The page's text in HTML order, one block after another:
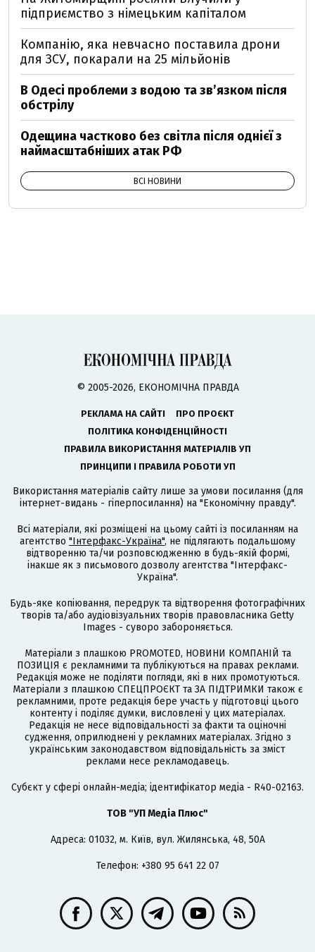
підприємство з німецьким капіталом
Компанію, яка невчасно поставила дрони
для ЗСУ, покарали на 25 мільйонів
В Одесі проблеми з водою та звʼязком після
обстрілу
Одещина частково без світла після однієї з
наймасштабніших атак РФ
ВСІ НОВИНИ
© 2005-2026, ЕКОНОМІЧНА ПРАВДА
РЕКЛАМА НА САЙТІ
ПРО ПРОЄКТ
ПОЛІТИКА КОНФІДЕНЦІЙНОСТІ
ПРАВИЛА ВИКОРИСТАННЯ МАТЕРІАЛІВ УП
ПРИНЦИПИ І ПРАВИЛА РОБОТИ УП
Використання матеріалів сайту лише за умови посилання (для
інтернет-видань - гіперпосилання) на "Економічну правду".
Всі матеріали, які розміщені на цьому сайті із посиланням на
агентство "Інтерфакс-Україна", не підлягають подальшому
відтворенню та/чи розповсюдженню в будь-якій формі,
інакше як з письмового дозволу агентства "Інтерфакс-
Україна".
Будь-яке копіювання, передрук та відтворення фотографічних
творів та/або аудіовізуальних творів правовласника Getty
Images - суворо забороняється.
Матеріали з плашкою PROMOTED, НОВИНИ КОМПАНІЙ та
ПОЗИЦІЯ є рекламними та публікуються на правах реклами.
Редакція може не поділяти погляди, які в них промотуються.
Матеріали з плашкою СПЕЦПРОЄКТ та ЗА ПІДТРИМКИ також є
рекламними, проте редакція бере участь у підготовці цього
контенту і поділяє думки, висловлені у цих матеріалах.
Редакція не несе відповідальності за факти та оціночні
судження, оприлюднені у рекламних матеріалах. Згідно з
українським законодавством відповідальність за зміст
реклами несе рекламодавець.
Cубєкт у сфері онлайн-медіа; ідентифікатор медіа - R40-02163.
ТОВ "УП Медіа Плюс"
Адреса: 01032, м. Київ, вул. Жилянська, 48, 50А
Телефон: +380 95 641 22 07